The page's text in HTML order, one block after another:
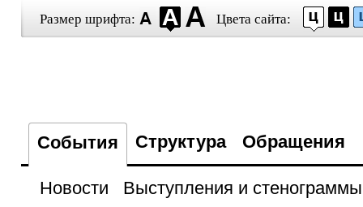
Размер шрифта: Цвета сайта:
События Структура Обращения
Новости
Выступления и стенограммы